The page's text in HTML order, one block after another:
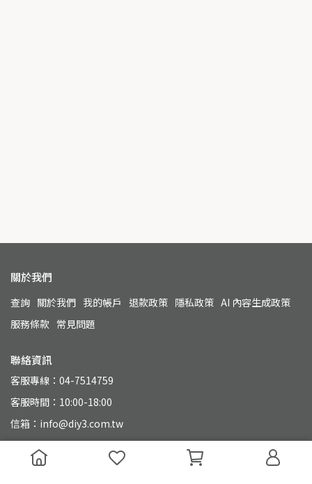
關於我們
查詢 關於我們 我的帳戶 退款政策 隱私政策 AI 內容生成政策
服務條款 常見問題
聯絡資訊
客服專線：04-7514759
客服時間：10:00-18:00
信箱：info@diy3.com.tw
地址：500 彰化縣彰化市永興街110號
統一編號：90804649